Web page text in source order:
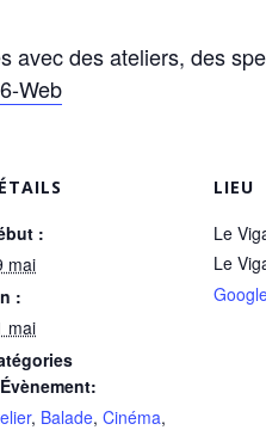
avec des ateliers, des
Web
:
mai
:
mai
, Balade, Cinéma,
LIEU
Le
Le